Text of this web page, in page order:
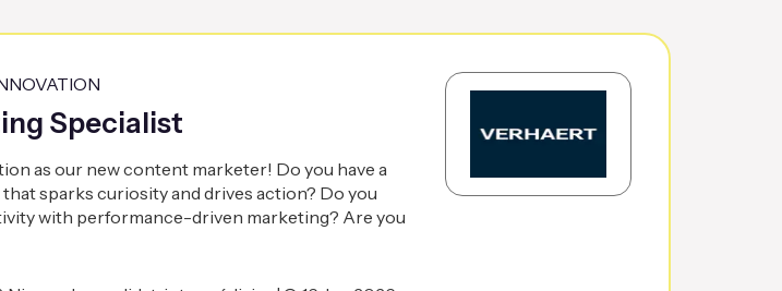
Specialist
as our new content marketer! Do you have a
sparks curiosity and drives action? Do you
with performance-driven marketing? Are you